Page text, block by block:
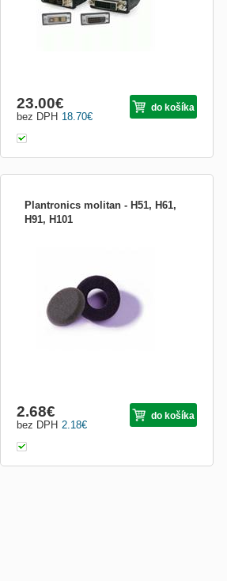
18.70€
bez DPH
23.00€ do košíka
Plantronics molitan - H51, H61,
H91, H101
cushion charcoa. Obsah: 1ks molitanu.
Přehled kompatibility a zjištění
příslušentsví naleznete:
http://www.plantro.net/compatibility
2.18€
bez DPH
2.68€ do košíka